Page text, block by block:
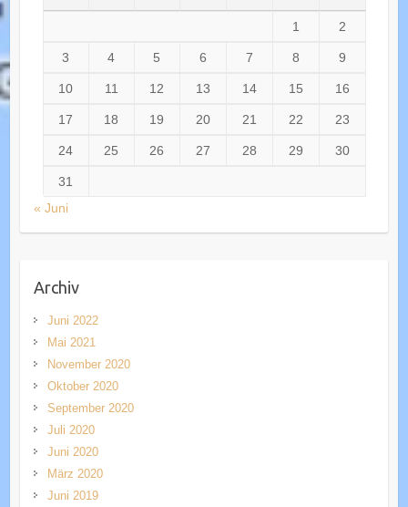
1 2
3 4 5 6 7 8 9
10 11 12 13 14 15 16
17 18 19 20 21 22 23
24 25 26 27 28 29 30
31
« Juni
Archiv
Juni 2022
Mai 2021
November 2020
Oktober 2020
September 2020
Juli 2020
Juni 2020
März 2020
Juni 2019